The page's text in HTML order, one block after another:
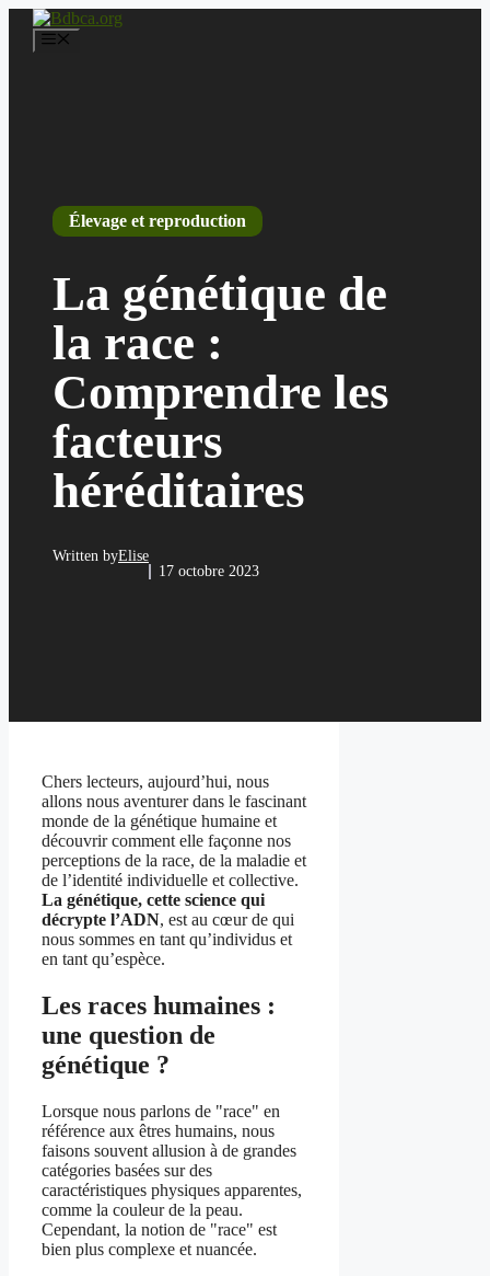
contenu
Élevage et reproduction
La génétique de
la race :
Comprendre les
facteurs
héréditaires
Written byElise
17 octobre 2023
Chers lecteurs, aujourd’hui, nous
allons nous aventurer dans le fascinant
monde de la génétique humaine et
découvrir comment elle façonne nos
perceptions de la race, de la maladie et
de l’identité individuelle et collective.
La génétique, cette science qui
décrypte l’ADN, est au cœur de qui
nous sommes en tant qu’individus et
en tant qu’espèce.
Les races humaines :
une question de
génétique ?
Lorsque nous parlons de "race" en
référence aux êtres humains, nous
faisons souvent allusion à de grandes
catégories basées sur des
caractéristiques physiques apparentes,
comme la couleur de la peau.
Cependant, la notion de "race" est
bien plus complexe et nuancée.